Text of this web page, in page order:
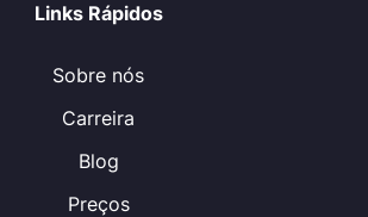
Links Rápidos
Sobre nós
Carreira
Blog
Preços